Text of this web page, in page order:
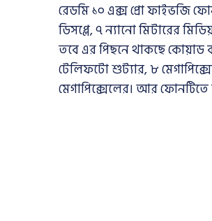
রেডমি ১০ এক্স প্রো ফাইভজি
ডিসপ্লে, ৭ ন্যানো মিটারের
তবে এর পিছনে থাকছে কোয়াড
টেলিফটো শুট্যার, ৮
মেগাপিক্সেলের। আর ফোনটিতে